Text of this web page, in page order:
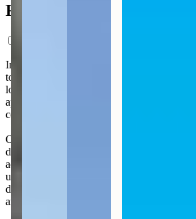
Ficha do Imóvel
Inspirado nas belas cidades italianas, o La
toque de elegância e exclusividade aos seus
localização privilegiada. A 750 m do mar, o
apartamentos de 65 e 66 m², com 2
cozinha, área de serviço e sacada com
O La Belle Residence está localizado em
de Porto Belo. Procurado por sua
acesso, Perequê possui uma das praias mais
uma faixa de areia extensa e bem
do Centro da cidade e fica ao lado da Meia
ambos separados apenas pelo Rio Perequê.